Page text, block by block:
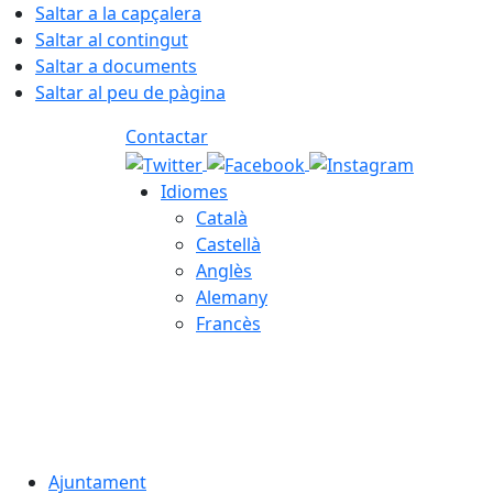
Saltar a la capçalera
Saltar al contingut
Saltar a documents
Saltar al peu de pàgina
Contactar
Idiomes
Català
Castellà
Anglès
Alemany
Francès
Ajuntament